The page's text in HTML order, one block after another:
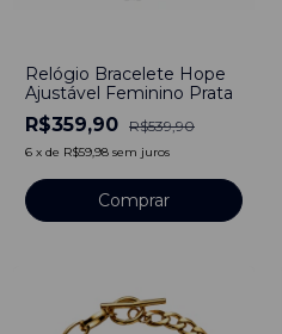
Relógio Bracelete Hope
Ajustável Feminino Prata
R$359,90 R$539,90
6 x de R$59,98 sem juros